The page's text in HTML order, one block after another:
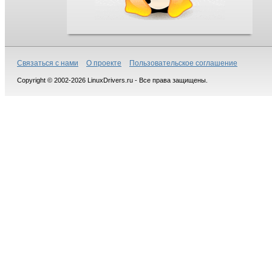
Связаться с нами О проекте Пользовательское соглашение
Copyright © 2002-2026 LinuxDrivers.ru - Все права защищены.